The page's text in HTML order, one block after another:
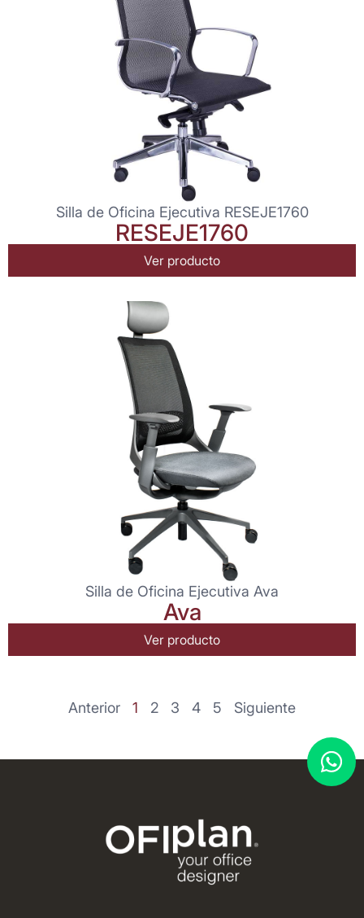
Silla de Oficina Ejecutiva RESEJE1760
RESEJE1760
Ver producto
Silla de Oficina Ejecutiva Ava
Ava
Ver producto
Anterior 1 2 3 4 5 Siguiente